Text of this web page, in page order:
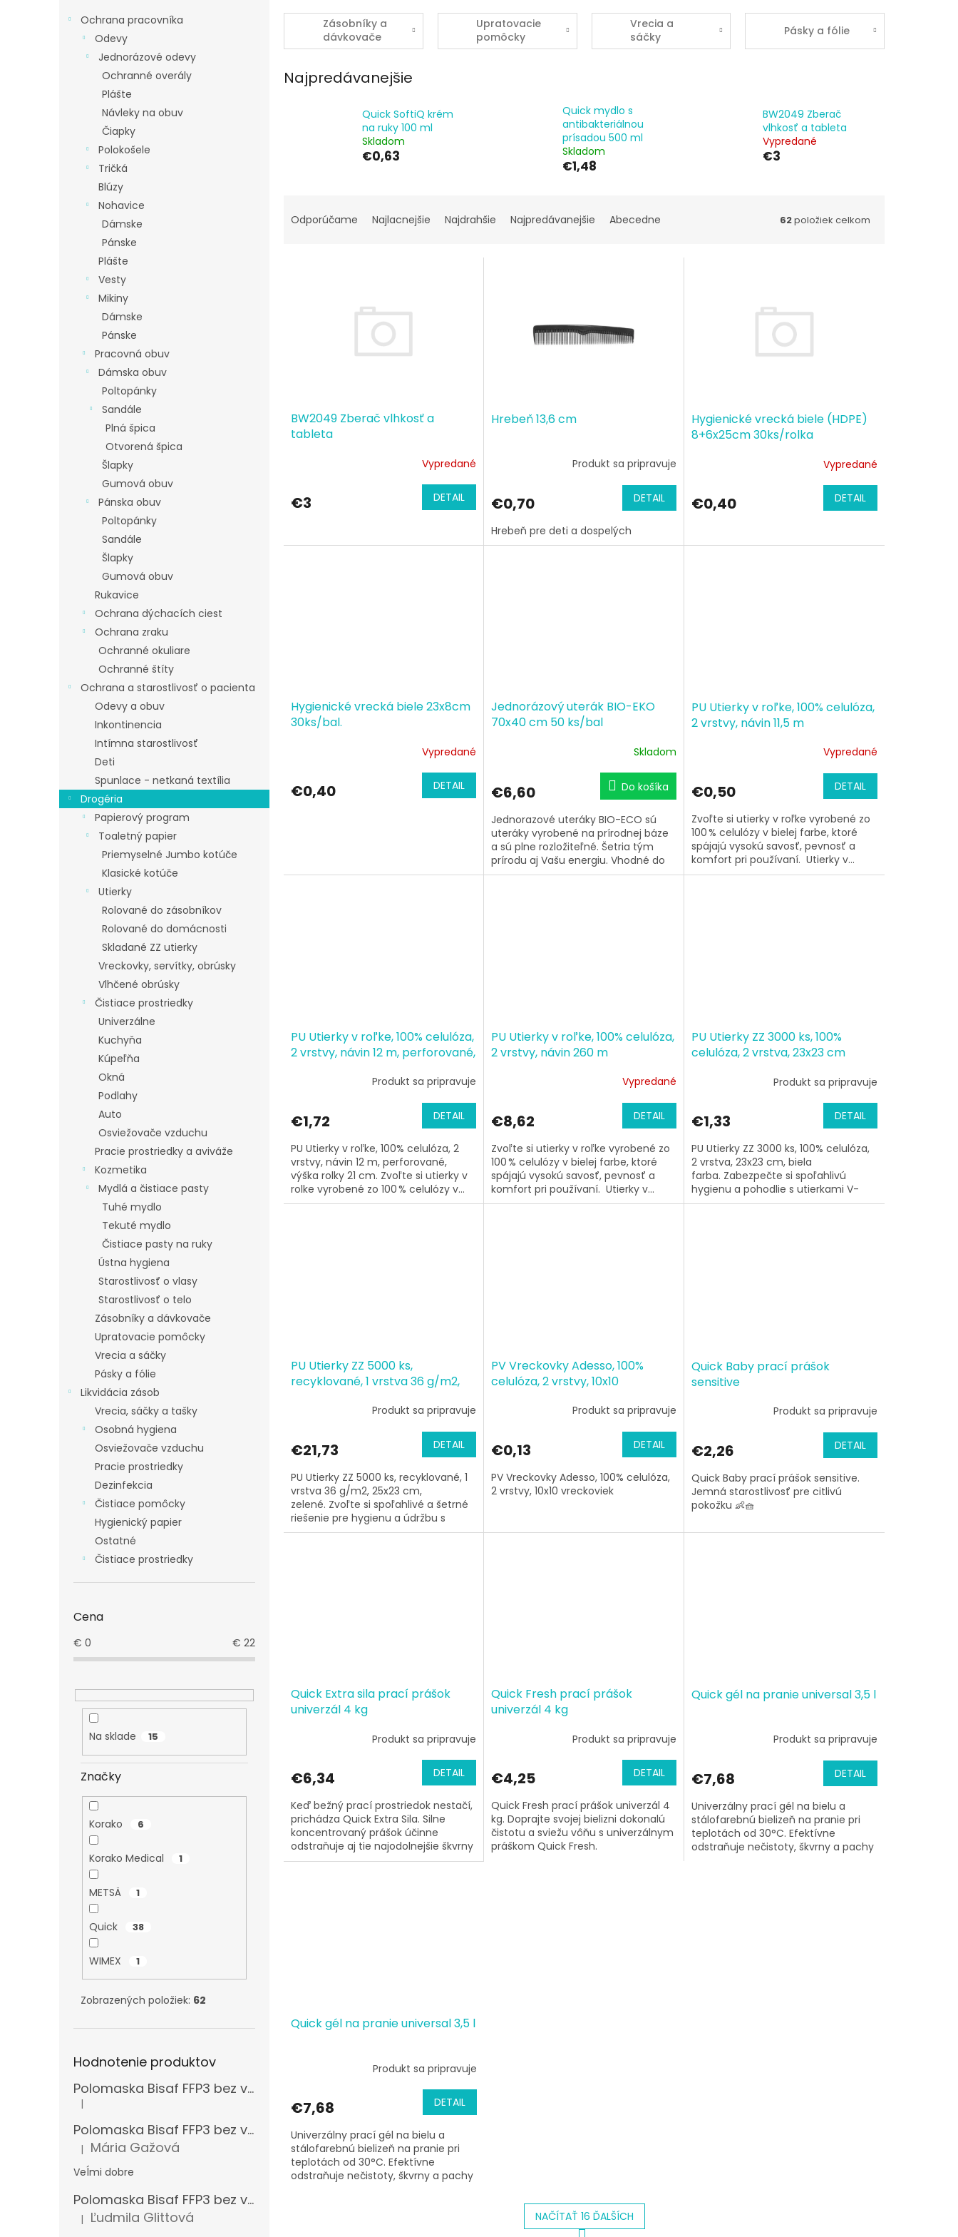
Ochrana pracovníka
Odevy
Jednorázové odevy
Ochranné overály
Plášte
Návleky na obuv
Čiapky
Polokošele
Tričká
Blúzy
Nohavice
Dámske
Pánske
Plášte
Vesty
Mikiny
Dámske
Pánske
Pracovná obuv
Dámska obuv
Poltopánky
Sandále
Plná špica
Otvorená špica
Šlapky
Gumová obuv
Pánska obuv
Poltopánky
Sandále
Šlapky
Gumová obuv
Rukavice
Ochrana dýchacích ciest
Ochrana zraku
Ochranné okuliare
Ochranné štíty
Ochrana a starostlivosť o pacienta
Odevy a obuv
Inkontinencia
Intímna starostlivosť
Deti
Spunlace - netkaná textília
Drogéria
Papierový program
Toaletný papier
Priemyselné Jumbo kotúče
Klasické kotúče
Utierky
Rolované do zásobníkov
Rolované do domácnosti
Skladané ZZ utierky
Vreckovky, servítky, obrúsky
Vlhčené obrúsky
Čistiace prostriedky
Univerzálne
Kuchyňa
Kúpeľňa
Okná
Podlahy
Auto
Osviežovače vzduchu
Pracie prostriedky a aviváže
Kozmetika
Mydlá a čistiace pasty
Tuhé mydlo
Tekuté mydlo
Čistiace pasty na ruky
Ústna hygiena
Starostlivosť o vlasy
Starostlivosť o telo
Zásobníky a dávkovače
Upratovacie pomôcky
Vrecia a sáčky
Pásky a fólie
Likvidácia zásob
Vrecia, sáčky a tašky
Osobná hygiena
Osviežovače vzduchu
Pracie prostriedky
Dezinfekcia
Čistiace pomôcky
Hygienický papier
Ostatné
Čistiace prostriedky
Cena
€ 0 € 22
Na sklade 15
Značky
Korako 6
Korako Medical 1
METSÄ 1
Quick 38
WIMEX 1
Zobrazených položiek: 62
Hodnotenie produktov
Polomaska Bisaf FFP3 bez ventilčeka , balenie 15 ks
Hodnotenie produktu je 5 z 5 hviezdičiek.
|
Polomaska Bisaf FFP3 bez ventilčeka 99 % , balenie 1 ks
Hodnotenie produktu je 5 z 5 hviezdičiek.
| Mária Gažová
Veĺmi dobre
Polomaska Bisaf FFP3 bez ventilčeka , balenie 15 ks
Hodnotenie produktu je 5 z 5 hviezdičiek.
| Ľudmila Glittová
Zásobníky a
dávkovače
Upratovacie
pomôcky
Vrecia a
sáčky
Pásky a fólie
Najpredávanejšie
Quick SoftiQ krém
na ruky 100 ml
Skladom
€0,63
Quick mydlo s
antibakteriálnou
prísadou 500 ml
Skladom
€1,48
BW2049 Zberač
vlhkosť a tableta
Vypredané
€3
a
o
Odporúčame Najlacnejšie Najdrahšie Najpredávanejšie Abecedne 62položiek celkom
BW2049 Zberač vlhkosť a
tableta
Vypredané
€3 DETAIL
Hrebeň 13,6 cm
Produkt sa pripravuje
€0,70 DETAIL
Hrebeň pre deti a dospelých
Hygienické vrecká biele (HDPE)
8+6x25cm 30ks/rolka
Vypredané
€0,40 DETAIL
Hygienické vrecká biele 23x8cm
30ks/bal.
Vypredané
€0,40 DETAIL
Jednorázový uterák BIO-EKO
70x40 cm 50 ks/bal
Skladom
€6,60 Do košíka
Jednorazové uteráky BIO-ECO sú
uteráky vyrobené na prírodnej báze
a sú plne rozložiteľné. Šetria tým
prírodu aj Vašu energiu. Vhodné do
nemocníc,...
PU Utierky v roľke, 100% celulóza,
2 vrstvy, návin 11,5 m
Vypredané
€0,50 DETAIL
Zvoľte si utierky v roľke vyrobené zo
100 % celulózy v bielej farbe, ktoré
spájajú vysokú savosť, pevnosť a
komfort pri používaní. Utierky v...
PU Utierky v roľke, 100% celulóza,
2 vrstvy, návin 12 m, perforované,
Produkt sa pripravuje
€1,72 DETAIL
PU Utierky v roľke, 100% celulóza, 2
vrstvy, návin 12 m, perforované,
výška rolky 21 cm. Zvoľte si utierky v
rolke vyrobené zo 100 % celulózy v...
PU Utierky v roľke, 100% celulóza,
2 vrstvy, návin 260 m
Vypredané
€8,62 DETAIL
Zvoľte si utierky v roľke vyrobené zo
100 % celulózy v bielej farbe, ktoré
spájajú vysokú savosť, pevnosť a
komfort pri používaní. Utierky v...
PU Utierky ZZ 3000 ks, 100%
celulóza, 2 vrstva, 23x23 cm
Produkt sa pripravuje
€1,33 DETAIL
PU Utierky ZZ 3000 ks, 100% celulóza,
2 vrstva, 23x23 cm, biela
farba. Zabezpečte si spoľahlivú
hygienu a pohodlie s utierkami V-
Fold (ZZ)...
PU Utierky ZZ 5000 ks,
recyklované, 1 vrstva 36 g/m2,
Produkt sa pripravuje
€21,73 DETAIL
PU Utierky ZZ 5000 ks, recyklované, 1
vrstva 36 g/m2, 25x23 cm,
zelené. Zvoľte si spoľahlivé a šetrné
riešenie pre hygienu a údržbu s
utierkami...
PV Vreckovky Adesso, 100%
celulóza, 2 vrstvy, 10x10
Produkt sa pripravuje
€0,13 DETAIL
PV Vreckovky Adesso, 100% celulóza,
2 vrstvy, 10x10 vreckoviek
Quick Baby prací prášok
sensitive
Produkt sa pripravuje
€2,26 DETAIL
Quick Baby prací prášok sensitive.
Jemná starostlivosť pre citlivú
pokožku 👶🧺
Quick Extra sila prací prášok
univerzál 4 kg
Produkt sa pripravuje
€6,34 DETAIL
Keď bežný prací prostriedok nestačí,
prichádza Quick Extra Sila. Silne
koncentrovaný prášok účinne
odstraňuje aj tie najodolnejšie škvrny
a zachováva...
Quick Fresh prací prášok
univerzál 4 kg
Produkt sa pripravuje
€4,25 DETAIL
Quick Fresh prací prášok univerzál 4
kg. Doprajte svojej bielizni dokonalú
čistotu a sviežu vôňu s univerzálnym
práškom Quick Fresh.
Quick gél na pranie universal 3,5 l
Produkt sa pripravuje
€7,68 DETAIL
Univerzálny prací gél na bielu a
stálofarebnú bielizeň na pranie pri
teplotách od 30°C. Efektívne
odstraňuje nečistoty, škvrny a pachy
Quick gél na pranie universal 3,5 l
Produkt sa pripravuje
€7,68 DETAIL
Univerzálny prací gél na bielu a
stálofarebnú bielizeň na pranie pri
teplotách od 30°C. Efektívne
odstraňuje nečistoty, škvrny a pachy
NAČÍTAŤ 16 ĎALŠÍCH